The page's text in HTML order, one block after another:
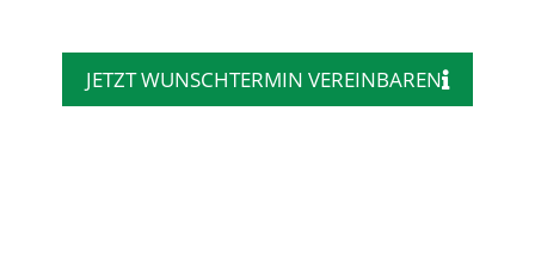
JETZT WUNSCHTERMIN VEREINBAREN